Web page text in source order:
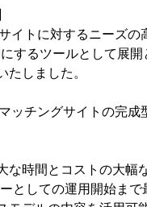
イトに対するニーズ
するツールとして展開
たしました。
ッチングサイトの完
な時間とコストの大幅
としての運用開始ま